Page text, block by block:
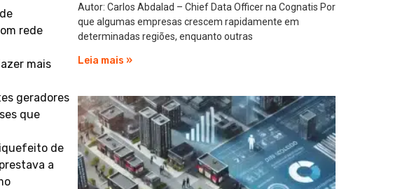
rede
mais
geradores
que
de
a
Autor: Carlos Abdalad – Chief Data Officer na Cognatis Por
que algumas empresas crescem rapidamente em
determinadas regiões, enquanto outras
Leia mais »